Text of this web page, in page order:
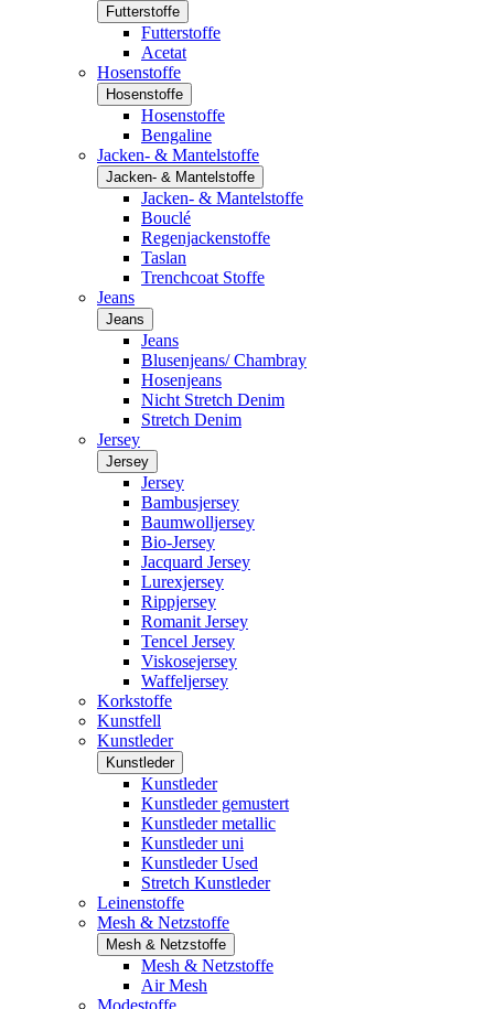
Futterstoffe
Futterstoffe
Acetat
Hosenstoffe
Hosenstoffe
Hosenstoffe
Bengaline
Jacken- & Mantelstoffe
Jacken- & Mantelstoffe
Jacken- & Mantelstoffe
Bouclé
Regenjackenstoffe
Taslan
Trenchcoat Stoffe
Jeans
Jeans
Jeans
Blusenjeans/ Chambray
Hosenjeans
Nicht Stretch Denim
Stretch Denim
Jersey
Jersey
Jersey
Bambusjersey
Baumwolljersey
Bio-Jersey
Jacquard Jersey
Lurexjersey
Rippjersey
Romanit Jersey
Tencel Jersey
Viskosejersey
Waffeljersey
Korkstoffe
Kunstfell
Kunstleder
Kunstleder
Kunstleder
Kunstleder gemustert
Kunstleder metallic
Kunstleder uni
Kunstleder Used
Stretch Kunstleder
Leinenstoffe
Mesh & Netzstoffe
Mesh & Netzstoffe
Mesh & Netzstoffe
Air Mesh
Modestoffe